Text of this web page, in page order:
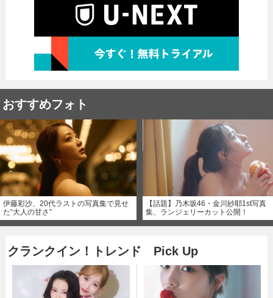
おすすめフォト
伊藤彩沙、20代ラストの写真集で見せ
た“大人の甘さ”
【話題】乃木坂46・金川紗耶1st写真
集、ランジェリーカット公開！
クランクイン！トレンド Pick Up